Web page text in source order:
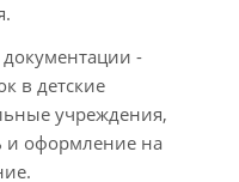
-
в детские
учреждения,
и оформление на